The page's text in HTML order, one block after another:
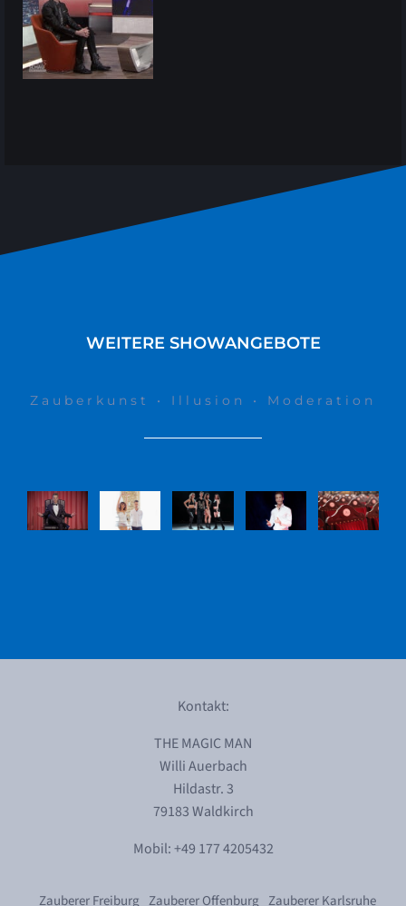
WEITERE SHOWANGEBOTE
Zauberkunst • Illusion • Moderation
Die
kleine
Solo
Showprogramm
mit
Assistentin
Die
große
Illusionsshow
&
Showact
in
Die
abendfüllende
Zaubershow
Kontakt:
THE MAGIC MAN
Willi Auerbach
Hildastr. 3
79183 Waldkirch
Mobil: +49 177 4205432
Zauberer Freiburg Zauberer Offenburg Zauberer Karlsruhe